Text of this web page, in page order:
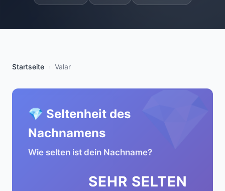
Startseite Valar
💎
💎 Seltenheit des
Nachnamens
Wie selten ist dein Nachname?
SEHR SELTEN